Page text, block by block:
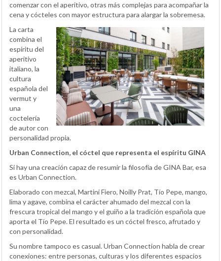
comenzar con el aperitivo, otras más complejas para acompañar la
cena y cócteles con mayor estructura para alargar la sobremesa.
La carta
combina el
espíritu del
aperitivo
italiano, la
cultura
española del
vermut y
una
coctelería
de autor con
personalidad propia.
Urban Connection, el cóctel que representa el espíritu GINA
Si hay una creación capaz de resumir la filosofía de GINA Bar, esa
es Urban Connection.
Elaborado con mezcal, Martini Fiero, Noilly Prat, Tío Pepe, mango,
lima y agave, combina el carácter ahumado del mezcal con la
frescura tropical del mango y el guiño a la tradición española que
aporta el Tío Pepe. El resultado es un cóctel fresco, afrutado y
con personalidad.
Su nombre tampoco es casual. Urban Connection habla de crear
conexiones: entre personas, culturas y los diferentes espacios